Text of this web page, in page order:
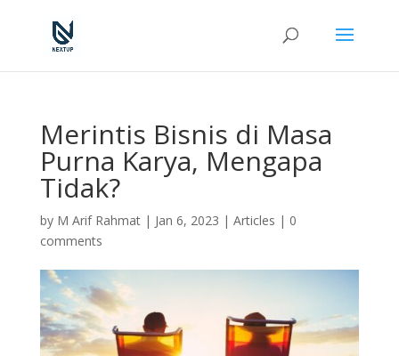
Merintis Bisnis di Masa
Purna Karya, Mengapa
Tidak?
by M Arif Rahmat| Jan 6, 2023 | Articles | 0
comments